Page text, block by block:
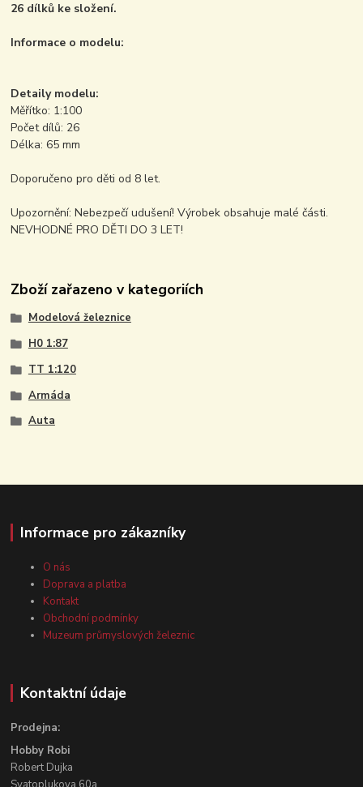
26 dílků ke složení.
Informace o modelu:
Detaily modelu:
Měřítko: 1:100
Počet dílů: 26
Délka: 65 mm
Doporučeno pro děti od 8 let.
Upozornění: Nebezpečí udušení! Výrobek obsahuje malé části.
NEVHODNÉ PRO DĚTI DO 3 LET!
Zboží zařazeno v kategoriích
Modelová železnice
H0 1:87
TT 1:120
Armáda
Auta
Informace pro zákazníky
O nás
Doprava a platba
Kontakt
Obchodní podmínky
Muzeum průmyslových železnic
Kontaktní údaje
Prodejna:
Hobby Robi
Robert Dujka